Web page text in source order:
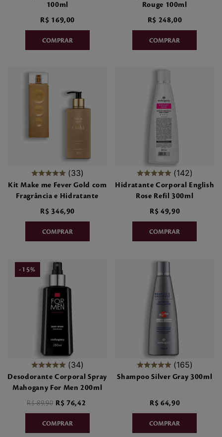
100ml
R$ 169,00
Rouge 100ml
R$ 248,00
33
Kit Make me Fever Gold com
Fragrância e Hidratante
R$ 346,90
142
Hidratante Corporal English
Rose Refil 300ml
R$ 49,90
- 15%
34
Desodorante Corporal Spray
Mahogany For Men 200ml
R$ 89,90 R$ 76,42
165
Shampoo Silver Gray 300ml
R$ 64,90